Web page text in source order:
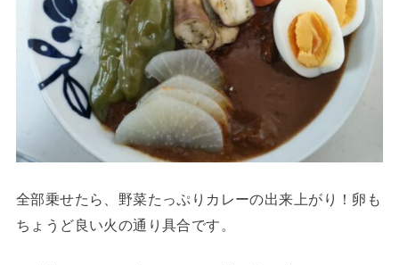
全部乗せたら、野菜たっぷりカレーの出来上がり！卵も
ちょうど良い火の通り具合です。